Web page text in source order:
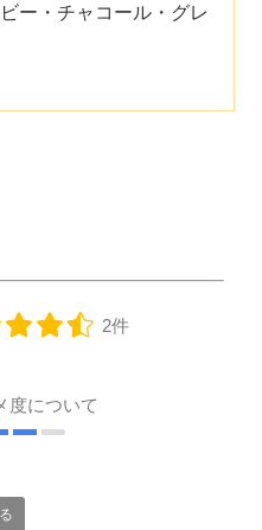
ー・チャコール・グレ
2件
度について